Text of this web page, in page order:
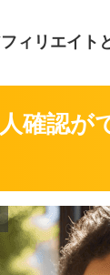
フィリエイト
確認が